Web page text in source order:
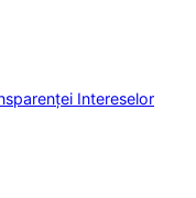
Intereselor